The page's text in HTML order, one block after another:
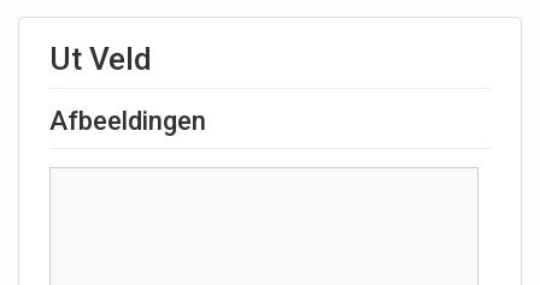
Ut Veld
Afbeeldingen